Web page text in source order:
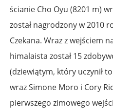
ścianie Cho Oyu (8201 m)
został nagrodzony w 2010
Czekana. Wraz z wejściem
himalaista został 15
(dziewiątym, który uczynił
wraz Simone Moro i Cory
pierwszego zimowego